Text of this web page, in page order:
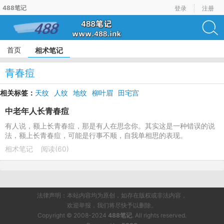
488笔记 登录 注册
首页 相术笔记
青春痘
相关标签： 天纹 人纹 地纹 柳叶眉 田宅宫
中老年人长青春痘
有人说，额上长青春痘，那是有人在思念你。其实这是一种错误的说
法，额上长青春痘，可能是行事不顺，自我单相思的表现。
相术笔记
阅读(60)
法律声明：本站内容均为原创，如存在版权或非法内容，
欢迎举报，我们将尽快予以删除。
Copyright © 2008-2024 488笔记. All rights reserved.